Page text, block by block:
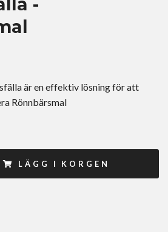
är en effektiv lösning för att
Rönnbärsmal
LÄGG I KORGEN